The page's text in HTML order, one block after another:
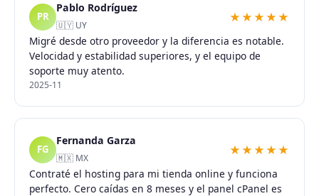
PR
Pablo Rodríguez
🇺🇾 UY
★★★★★
Migré desde otro proveedor y la diferencia es notable.
Velocidad y estabilidad superiores, y el equipo de
soporte muy atento.
2025-11
FG
Fernanda Garza
🇲🇽 MX
★★★★★
Contraté el hosting para mi tienda online y funciona
perfecto. Cero caídas en 8 meses y el panel cPanel es